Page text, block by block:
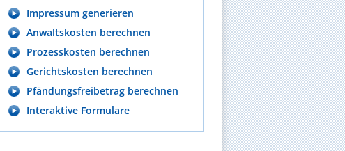
Impressum generieren
Anwaltskosten berechnen
Prozesskosten berechnen
Gerichtskosten berechnen
Pfändungsfreibetrag berechnen
Interaktive Formulare